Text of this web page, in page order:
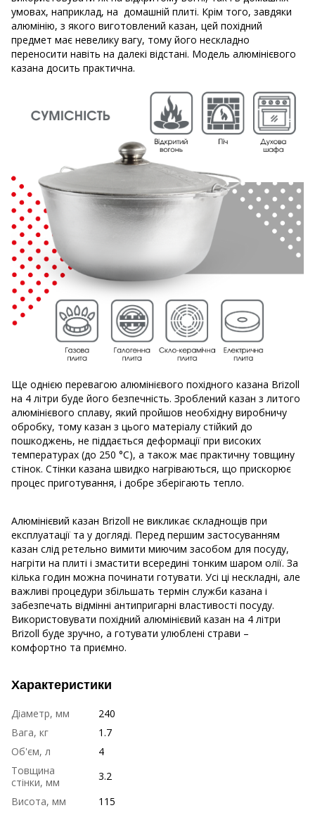
умовах, наприклад, на домашній плиті. Крім того, завдяки
алюмінію, з якого виготовлений казан, цей похідний
предмет має невелику вагу, тому його нескладно
переносити навіть на далекі відстані. Модель алюмінієвого
казана досить практична.
Ще однією перевагою алюмінієвого похідного казана Brizoll
на 4 літри буде його безпечність. Зроблений казан з литого
алюмінієвого сплаву, який пройшов необхідну виробничу
обробку, тому казан з цього матеріалу стійкий до
пошкоджень, не піддається деформації при високих
температурах (до 250 °C), а також має практичну товщину
стінок. Стінки казана швидко нагріваються, що прискорює
процес приготування, і добре зберігають тепло.
Алюмінієвий казан Brizoll не викликає складнощів при
експлуатації та у догляді. Перед першим застосуванням
казан слід ретельно вимити миючим засобом для посуду,
нагріти на плиті і змастити всередині тонким шаром олії. За
кілька годин можна починати готувати. Усі ці нескладні, але
важливі процедури збільшать термін служби казана і
забезпечать відмінні антипригарні властивості посуду.
Використовувати похідний алюмінієвий казан на 4 літри
Brizoll буде зручно, а готувати улюблені страви –
комфортно та приємно.
Характеристики
Діаметр, мм
240
Вага, кг
1.7
Об'єм, л
4
Товщина
стінки, мм
3.2
Висота, мм
115